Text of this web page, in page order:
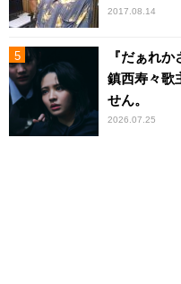
2017.08.14
『だぁれ
鎮西寿々歌
せん。
2026.07.25